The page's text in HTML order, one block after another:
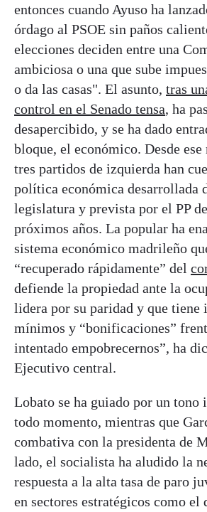
entonces cuando Ayuso ha
órdago al PSOE sin paños
elecciones deciden entre una
ambiciosa o una que sube
o da las casas". El asunto, tras
control en el Senado tensa, ha
desapercibido, y se ha dado
bloque, el económico. Desde
tres partidos de izquierda han
política económica desarrollada
legislatura y prevista por el PP
próximos años. La popular ha
sistema económico madrileño
“recuperado rápidamente” del
defiende la propiedad ante la
lidera por su paridad y que tiene
mínimos y “bonificaciones”
intentado empobrecernos”, ha
Ejecutivo central.
Lobato se ha guiado por un tono
todo momento, mientras que
combativa con la presidenta de
lado, el socialista ha aludido la
respuesta a la alta tasa de paro
en sectores estratégicos como